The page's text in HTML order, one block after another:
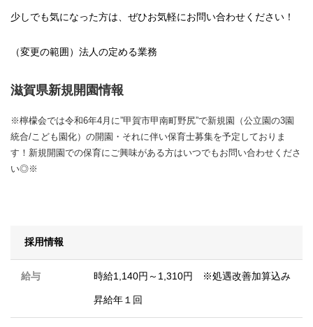
少しでも気になった方は、ぜひお気軽にお問い合わせください！
（変更の範囲）法人の定める業務
滋賀県新規開園情報
※檸檬会では令和6年4月に”甲賀市甲南町野尻”で新規園（公立園の3園
統合/こども園化）の開園・それに伴い保育士募集を予定しておりま
す！新規開園での保育にご興味がある方はいつでもお問い合わせくださ
い◎※
採用情報
給与 時給1,140円～1,310円 ※処遇改善加算込み
昇給年１回